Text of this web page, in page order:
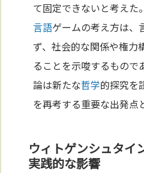
て固定できないと考えた
言語ゲームの考え方は、
ず、社会的な関係や権力
ることを示唆するもので
論は新たな哲学的探究を
を再考する重要な出発点
ウィトゲンシュタイ
実践的な影響